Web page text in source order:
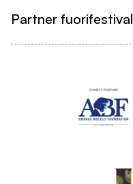
Partner fuorifestival